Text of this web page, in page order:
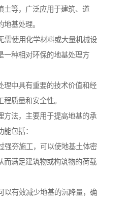
土等，广泛应用于建筑、道
基处理。
需使用化学材料或大量机械设
一种相对环保的地基处理方
理中具有重要的技术价值和经
质量和安全性。
方法，主要用于提高地基的承
包括：
强夯施工，可以使地基土体密
而满足建筑物或构筑物的荷载
以有效减少地基的沉降量，确